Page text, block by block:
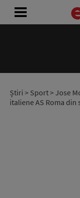
Știri > Sport> Jose
italiene AS Roma
RADIO